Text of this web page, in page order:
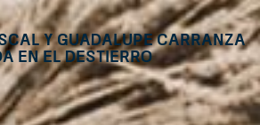
y Guadalupe Carranza
en el Destierro